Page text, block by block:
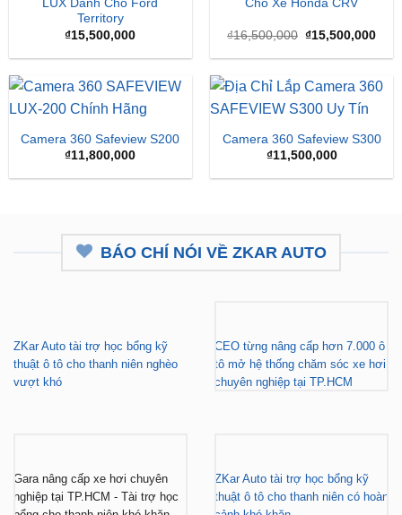
LUX Dành Cho Ford
Territory
₫15,500,000
Cho Xe Honda CRV
₫16,500,000 Giá
là:
₫15,500,000Giá
tại
Camera 360 Safeview S200
₫11,800,000
Camera 360 Safeview S300
₫11,500,000
BÁO CHÍ NÓI VỀ ZKAR AUTO
ZKar Auto tài trợ học bổng kỹ
thuật ô tô cho thanh niên nghèo
vượt khó
CEO từng nâng cấp hơn 7.000 ô
tô mở hệ thống chăm sóc xe hơi
chuyên nghiệp tại TP.HCM
Gara nâng cấp xe hơi chuyên
nghiệp tại TP.HCM - Tài trợ học
ZKar Auto tài trợ học bổng kỹ
thuật ô tô cho thanh niên có hoàn